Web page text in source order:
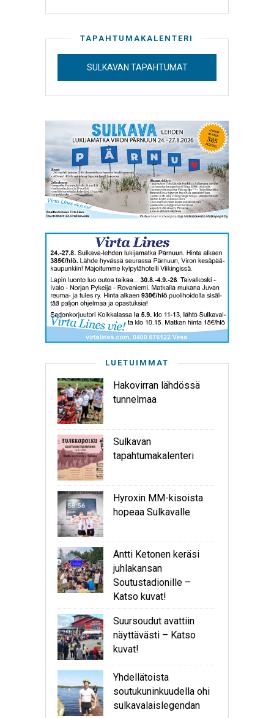
TAPAHTUMAKALENTERI
SULKAVAN TAPAHTUMAT
LUETUIMMAT
Hakovirran lähdössä
tunnelmaa
Sulkavan
tapahtumakalenteri
Hyroxin MM-kisoista
hopeaa Sulkavalle
Antti Ketonen keräsi
juhlakansan
Soutustadionille –
Katso kuvat!
Suursoudut avattiin
näyttävästi – Katso
kuvat!
Yhdellätoista
soutukuninkuudella ohi
sulkavalaislegendan